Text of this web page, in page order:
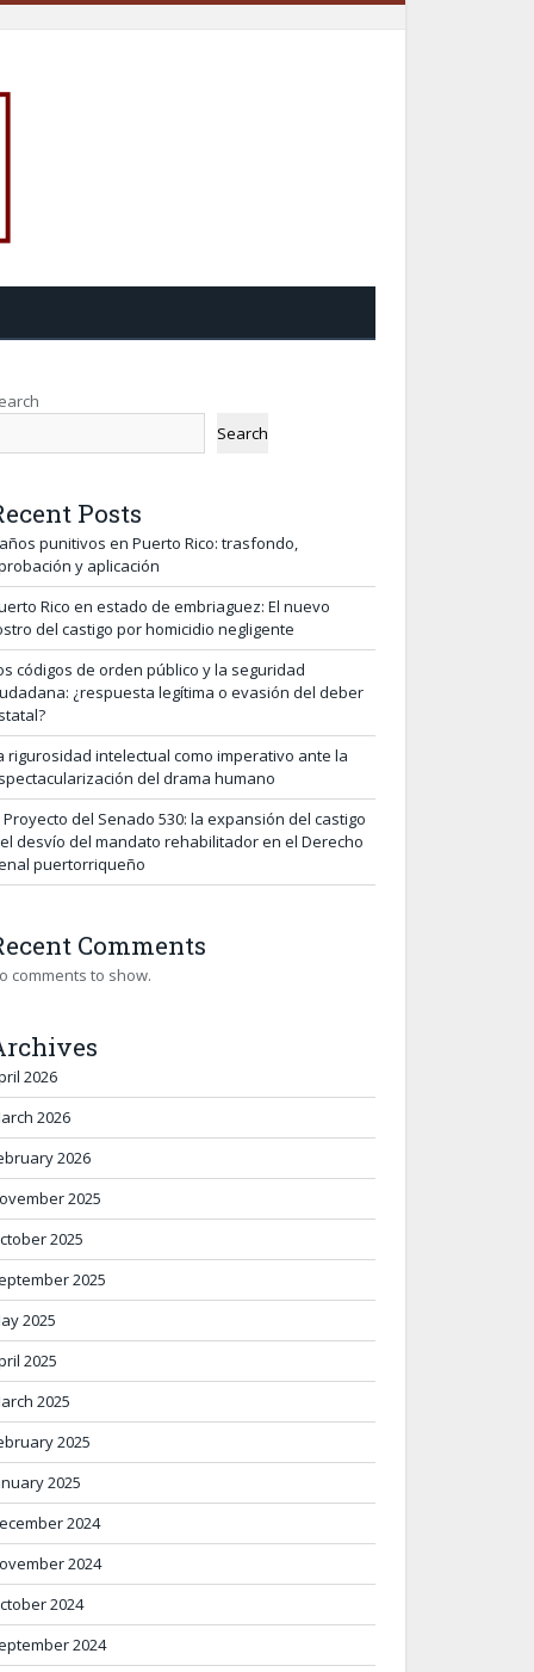
Search
Posts
punitivos en Puerto Rico: trasfondo,
y aplicación
Rico en estado de embriaguez: El nuevo
del castigo por homicidio negligente
códigos de orden público y la seguridad
¿respuesta legítima o evasión del deber
rigurosidad intelectual como imperativo ante la
del drama humano
Proyecto del Senado 530: la expansión del castigo
desvío del mandato rehabilitador en el Derecho
puertorriqueño
Comments
comments to show.
2026
2026
2026
2025
2025
2025
2025
2025
2025
2025
2025
2024
2024
2024
2024